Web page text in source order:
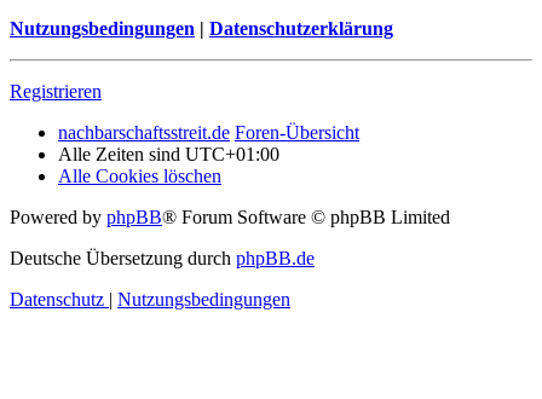
Nutzungsbedingungen | Datenschutzerklärung
Registrieren
nachbarschaftsstreit.de Foren-Übersicht
Alle Zeiten sind UTC+01:00
Alle Cookies löschen
Powered by phpBB® Forum Software © phpBB Limited
Deutsche Übersetzung durch phpBB.de
Datenschutz | Nutzungsbedingungen